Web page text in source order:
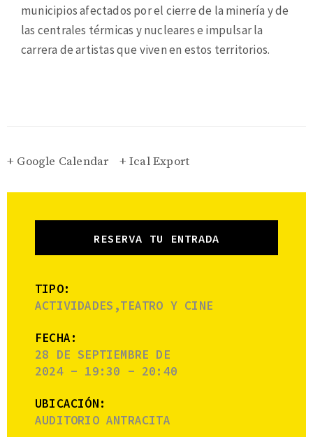
municipios afectados por el cierre de la minería y de
las centrales térmicas y nucleares e impulsar la
carrera de artistas que viven en estos territorios.
+ Google Calendar + Ical Export
RESERVA TU ENTRADA
TIPO:
ACTIVIDADES,TEATRO Y CINE
FECHA:
28 DE SEPTIEMBRE DE
2024 - 19:30 - 20:40
UBICACIÓN:
AUDITORIO ANTRACITA